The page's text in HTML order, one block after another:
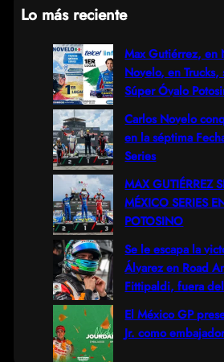
a
Lo más reciente
Max Gutiérrez, en
Novelo, en
Súper Óvalo
Carlos Novelo
en la séptima
Series
MAX GUTIÉRREZ
MÉXICO SERIES
POTOSINO
Se le escapa la
Álvarez en Road
Fittipaldi, fuera
El México GP
Jr. como